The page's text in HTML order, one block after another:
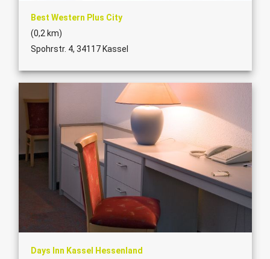
Best Western Plus City
(0,2 km)
Spohrstr. 4, 34117 Kassel
Days Inn Kassel Hessenland